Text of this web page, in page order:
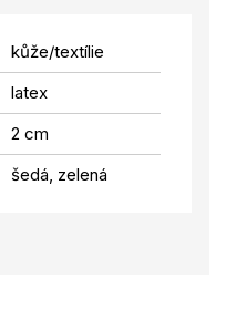
kůže/textílie
latex
2 cm
šedá, zelená